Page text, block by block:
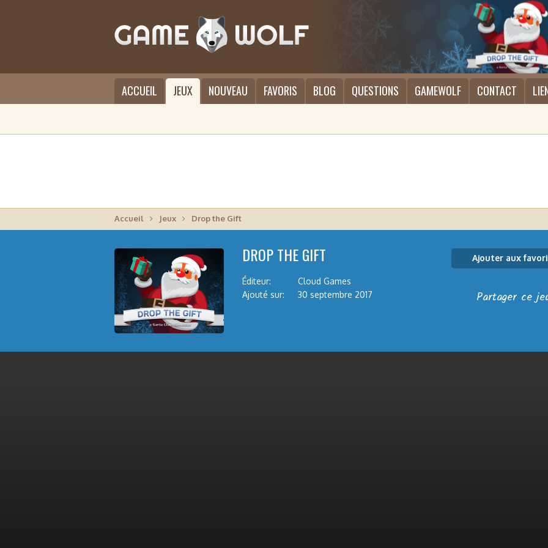
ACCUEIL JEUX NOUVEAU FAVORIS BLOG QUESTIONS GAMEWOLF CONTACT
Accueil Jeux Drop the Gift
DROP THE GIFT
Éditeur:
Cloud Games
Ajouté sur:
30 septembre 2017
Ajouter aux
Partager ce